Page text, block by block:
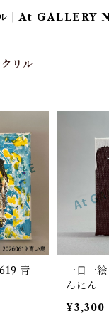
| At GALLERY
リル
青
一日一
んにん
¥3,300